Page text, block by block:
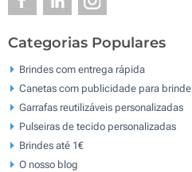
Categorias Populares
Brindes com entrega rápida
Canetas com publicidade para brinde
Garrafas reutilizáveis personalizadas
Pulseiras de tecido personalizadas
Brindes até 1€
O nosso blog